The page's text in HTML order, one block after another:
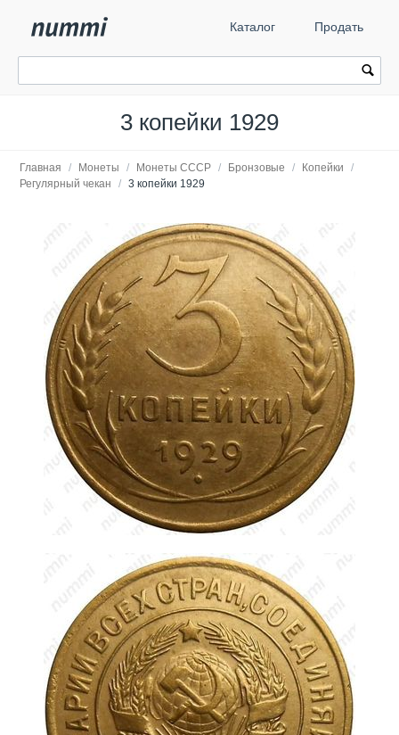
Каталог Продать
3 копейки 1929
Главная / Монеты / Монеты СССР / Бронзовые / Копейки
/
Регулярный чекан
/ 3 копейки 1929